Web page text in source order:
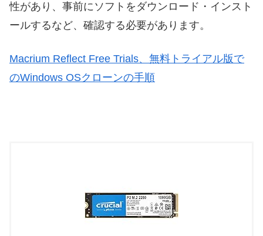
性があり、事前にソフトをダウンロード・インスト
ールするなど、確認する必要があります。
Macrium Reflect Free Trials、無料トライアル版で
のWindows OSクローンの手順